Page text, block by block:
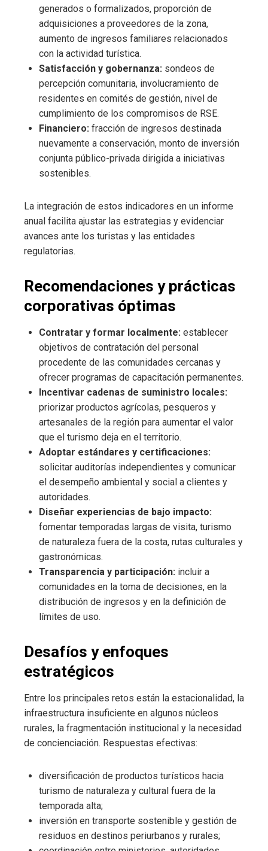
generados o formalizados, proporción de
adquisiciones a proveedores de la zona,
aumento de ingresos familiares relacionados
con la actividad turística.
Satisfacción y gobernanza: sondeos de
percepción comunitaria, involucramiento de
residentes en comités de gestión, nivel de
cumplimiento de los compromisos de RSE.
Financiero: fracción de ingresos destinada
nuevamente a conservación, monto de inversión
conjunta público-privada dirigida a iniciativas
sostenibles.
La integración de estos indicadores en un informe
anual facilita ajustar las estrategias y evidenciar
avances ante los turistas y las entidades
regulatorias.
Recomendaciones y prácticas
corporativas óptimas
Contratar y formar localmente: establecer
objetivos de contratación del personal
procedente de las comunidades cercanas y
ofrecer programas de capacitación permanentes.
Incentivar cadenas de suministro locales:
priorizar productos agrícolas, pesqueros y
artesanales de la región para aumentar el valor
que el turismo deja en el territorio.
Adoptar estándares y certificaciones:
solicitar auditorías independientes y comunicar
el desempeño ambiental y social a clientes y
autoridades.
Diseñar experiencias de bajo impacto:
fomentar temporadas largas de visita, turismo
de naturaleza fuera de la costa, rutas culturales y
gastronómicas.
Transparencia y participación: incluir a
comunidades en la toma de decisiones, en la
distribución de ingresos y en la definición de
límites de uso.
Desafíos y enfoques
estratégicos
Entre los principales retos están la estacionalidad, la
infraestructura insuficiente en algunos núcleos
rurales, la fragmentación institucional y la necesidad
de concienciación. Respuestas efectivas:
diversificación de productos turísticos hacia
turismo de naturaleza y cultural fuera de la
temporada alta;
inversión en transporte sostenible y gestión de
residuos en destinos periurbanos y rurales;